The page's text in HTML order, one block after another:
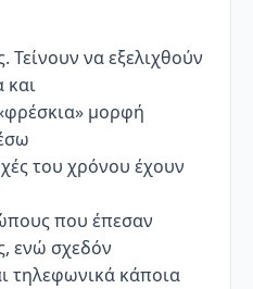
Τείνουν να εξελιχθούν
και
μορφή
του χρόνου έχουν
που έπεσαν
ενώ σχεδόν
τηλεφωνικά κάποια